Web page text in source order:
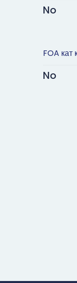
No
FOA кат
No